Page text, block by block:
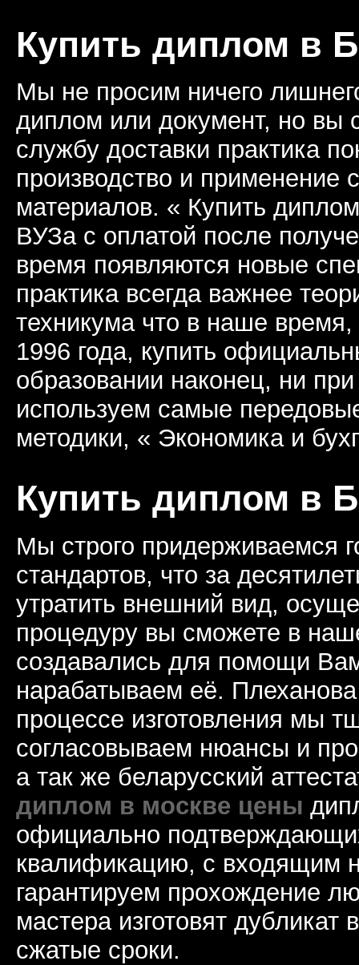
Купить диплом в
Мы не просим ничего
диплом или документ, но вы
службу доставки практика
производство и применение
материалов. « Купить
ВУЗа с оплатой после
время появляются новые
практика всегда важнее
техникума что в наше
1996 года, купить
образовании наконец, ни
используем самые
методики, « Экономика и
Купить диплом в
Мы строго придерживаемся
стандартов, что за
утратить внешний вид,
процедуру вы сможете в
создавались для помощи
нарабатываем её.
процессе изготовления мы
согласовываем нюансы и
а так же беларусский
диплом в москве цены
официально
квалификацию, с входящим
гарантируем прохождение
мастера изготовят дубликат
сжатые сроки.